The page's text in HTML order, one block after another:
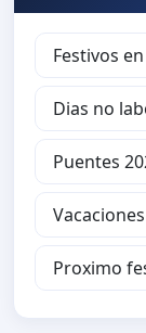
Festivos
Dias no
Puentes
Proximo